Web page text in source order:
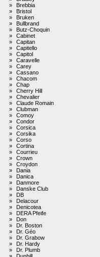
»
Brebbia
»
Bristol
»
Bruken
»
Bullbrand
»
Butz-Choquin
»
Cabinet
»
Capitan
»
Capitello
»
Capitol
»
Caravelle
»
Carey
»
Cassano
»
Chacom
»
Chap
»
Cherry Hill
»
Chevalier
»
Claude Romain
»
Clubman
»
Comoy
»
Condor
»
Corsica
»
Corsika
»
Corso
»
Cortina
»
Courrieu
»
Crown
»
Croydon
»
Dania
»
Danica
»
Danmore
»
Danske Club
»
DB
»
Delacour
»
Denicotea
»
DERA Pfeife
»
Don
»
Dr. Boston
»
Dr. Géo
»
Dr. Grabow
»
Dr. Hardy
»
Dr. Plumb